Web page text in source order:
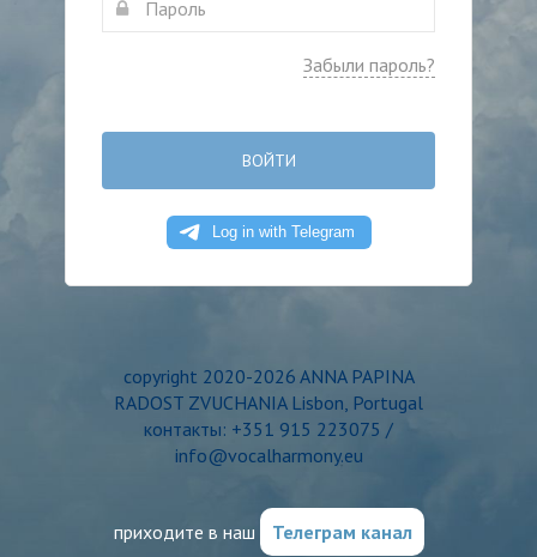
Забыли пароль?
ВОЙТИ
copyright 2020-2026 ANNA PAPINA
RADOST ZVUCHANIA Lisbon, Portugal
контакты: +351 915 223075 /
info@vocalharmony.eu
приходите в наш Телеграм канал